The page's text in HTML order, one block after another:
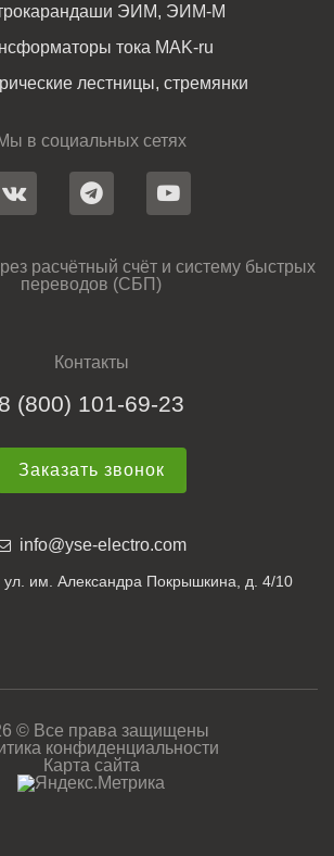
ЭИМ, ЭИМ-М
тока MAK-ru
лестницы, стремянки
в социальных сетях
расчётный счёт и систему быстрых
переводов (СБП)
Контакты
8 (800) 101-69-23
Заказать звонок
info@yse-electro.com
ул. им. Александра Покрышкина, д. 4/10
© Все права защищены
конфиденциальности
Карта сайта